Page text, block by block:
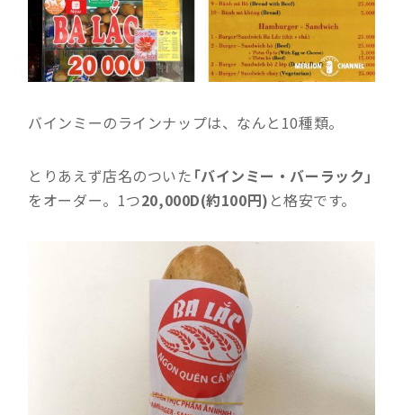
バインミーのラインナップは、なんと10種類。
とりあえず店名のついた 「バインミー・バーラック」
をオーダー。1つ20,000D(約100円) と格安です。